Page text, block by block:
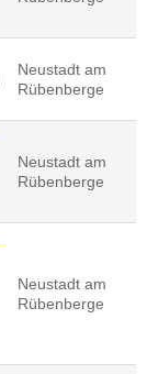
Neustadt am
Rübenberge
Neustadt am
Rübenberge
Neustadt am
Rübenberge